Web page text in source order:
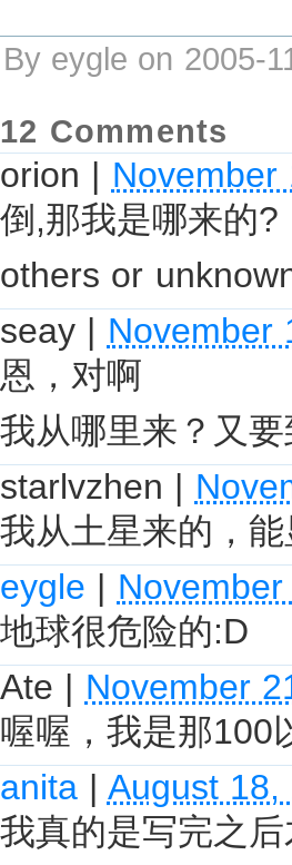
By eygle on 2005-
12 Comments
orion | November
倒,那我是哪来的?
others or
seay | November
恩，对啊
我从哪里来？又
starlvzhen |
我从土星来的，
eygle |
地球很危险的:D
Ate | November
喔喔，我是那100
anita | August
我真的是写完之